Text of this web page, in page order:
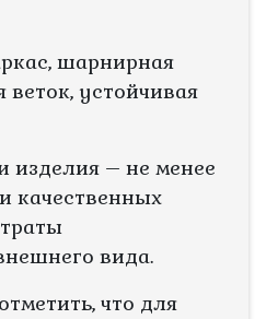
шарнирная
веток, устойчивая
изделия – не менее
качественных
вида.
что для